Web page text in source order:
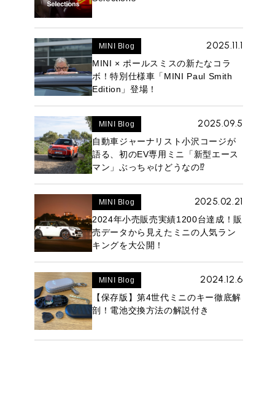
MINI Blog 2025.11.1
MINI × ポールスミスの新たなコラ
ボ！特別仕様車「MINI Paul Smith
Edition」登場！
MINI Blog 2025.09.5
自動車ジャーナリスト小沢コージが
語る、初のEV専用ミニ「新型エース
マン」ぶっちゃけどうなの⁉︎
MINI Blog 2025.02.21
2024年小売販売実績1200台達成！販
売データから見えたミニの人気ラン
キングを大公開！
MINI Blog 2024.12.6
【保存版】第4世代ミニのキー徹底解
剖！電池交換方法の解説付き